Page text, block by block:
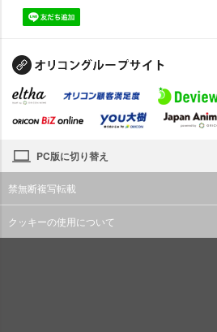
PC版に切り替え
禁無断複写転載
クッキーの使用について